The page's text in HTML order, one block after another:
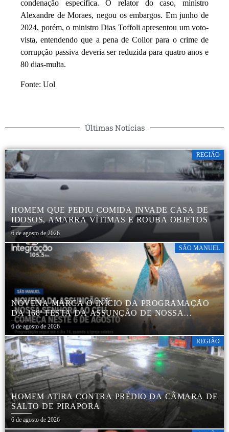
condenação específica. O relator do caso, ministro
Alexandre de Moraes, negou os embargos. Em junho de
2024, porém, o ministro Dias Toffoli apresentou um voto-
vista, entendendo que a pena de Collor para o crime de
corrupção passiva deveria ser reduzida para quatro anos e
80 dias-multa.
Fonte: Uol
Últimas Notícias
REGIÃO
HOMEM QUE PEDIU COMIDA INVADE CASA DE
IDOSOS, AMARRA VÍTIMAS E ROUBA OBJETOS
6 de agosto de 2026
SÃO MANUEL
NOVENA MARCA O INÍCIO DA PROGRAMAÇÃO
DA 168ª FESTA DA ASSUNÇÃO DE NOSSA
SENHORA AO CÉU EM APARECIDA DE SÃO
MANUEL
6 de agosto de 2026
REGIÃO
HOMEM ATIRA CONTRA PRÉDIO DA CÂMARA DE
SALTO DE PIRAPORA
6 de agosto de 2026